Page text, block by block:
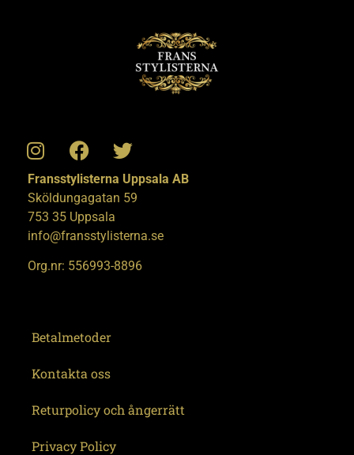
Fransstylisterna Uppsala AB
Sköldungagatan 59
753 35 Uppsala
info@fransstylisterna.se
Org.nr: 556993-8896
Betalmetoder
Kontakta oss
Returpolicy och ångerrätt
Privacy Policy